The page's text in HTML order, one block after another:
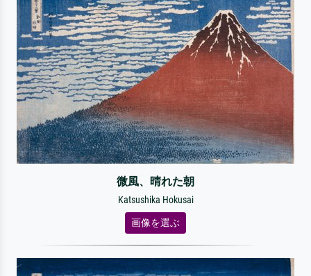
微風、晴れた朝
Katsushika Hokusai
画像を選ぶ